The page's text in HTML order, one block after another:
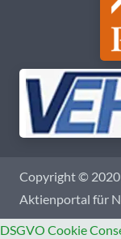
Copyright © 2020
Aktienportal für
DSGVO Cookie